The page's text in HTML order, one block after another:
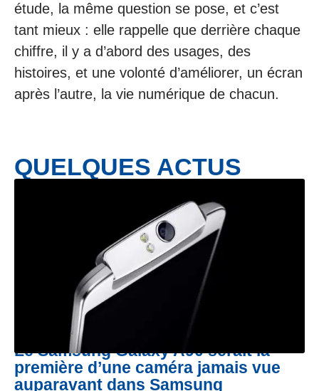
étude, la même question se pose, et c’est
tant mieux : elle rappelle que derrière chaque
chiffre, il y a d’abord des usages, des
histoires, et une volonté d’améliorer, un écran
après l’autre, la vie numérique de chacun.
QUELQUES ACTUS
Le Samsung Galaxy A90 serait la
première d’une caméra jamais vue
auparavant dans Samsung